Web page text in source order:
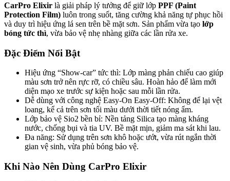
CarPro Elixir là giải pháp lý tưởng để giữ lớp PPF (Paint
Protection Film) luôn trong suốt, tăng cường khả năng tự phục hồi
và duy trì hiệu ứng lá sen trên bề mặt sơn. Sản phẩm vừa tạo lớp
bóng tức thì, vừa bảo vệ nhẹ nhàng giữa các lần rửa xe.
Đặc Điểm Nổi Bật
Hiệu ứng “Show-car” tức thì: Lớp màng phản chiếu cao giúp
màu sơn trở nên rực rỡ, có chiều sâu. Hoàn hảo để làm mới
diện mạo xe trước sự kiện hoặc sau mỗi lần rửa.
Dễ dùng với công nghệ Easy-On Easy-Off: Không để lại vệt
loang, kể cả trên sơn tối màu dưới thời tiết nóng ẩm.
Lớp bảo vệ Sio2 bền bỉ: Nền tảng Silica tạo màng kháng
nước, chống bụi và tia UV. Bề mặt mịn, giảm ma sát khi lau.
Đa năng: Sử dụng trên sơn khô hoặc ướt, vừa rút ngắn thời
gian vệ sinh, vừa phủ bóng bảo vệ.
Khi Nào Nên Dùng CarPro Elixir